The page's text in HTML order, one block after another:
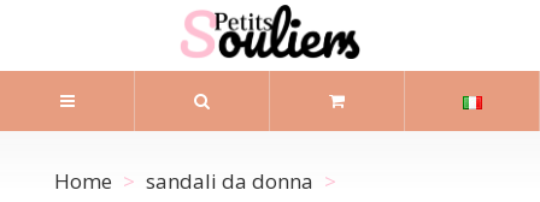
Home sandali da donna